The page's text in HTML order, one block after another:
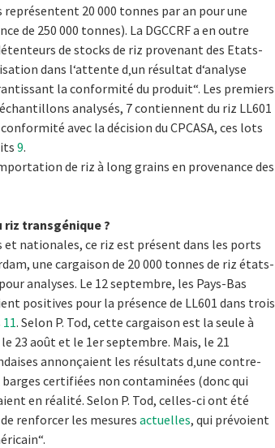
20 000 tonnes par an pour une
de 250 000 tonnes). La DGCCRF a en outre
de stocks de riz provenant des Etats-
dans l‘attente d‚un résultat d‘analyse
la conformité du produit“. Les premiers
analysés, 7 contiennent du riz LL601
avec la décision du CPCASA, ces lots
9.
de riz à long grains en provenance des
transgénique ?
et nationales, ce riz est présent dans les ports
une cargaison de 20 000 tonnes de riz états-
analyses. Le 12 septembre, les Pays-Bas
positives pour la présence de LL601 dans trois
11. Selon P. Tod, cette cargaison est la seule à
23 août et le 1er septembre. Mais, le 21
annonçaient les résultats d‚une contre-
certifiées non contaminées (donc qui
en réalité. Selon P. Tod, celles-ci ont été
renforcer les mesures actuelles, qui prévoient